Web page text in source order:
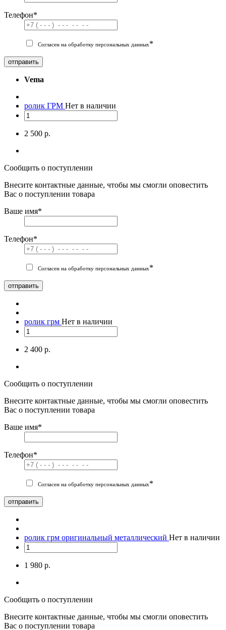
Телефон*
Согласен на обработку персональных данных*
отправить
Vema
ролик ГРМ Нет в наличии
2 500 р.
Сообщить о поступлении
Внесите контактные данные, чтобы мы смогли оповестить
Вас о поступлении товара
Ваше имя*
Телефон*
Согласен на обработку персональных данных*
отправить
ролик грм Нет в наличии
2 400 р.
Сообщить о поступлении
Внесите контактные данные, чтобы мы смогли оповестить
Вас о поступлении товара
Ваше имя*
Телефон*
Согласен на обработку персональных данных*
отправить
ролик грм оригинальный металлический Нет в наличии
1 980 р.
Сообщить о поступлении
Внесите контактные данные, чтобы мы смогли оповестить
Вас о поступлении товара